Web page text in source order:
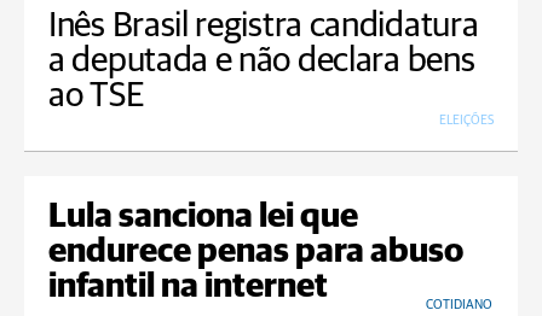
Inês Brasil registra candidatura
a deputada e não declara bens
ao TSE
ELEIÇÕES
Lula sanciona lei que
endurece penas para abuso
infantil na internet
COTIDIANO